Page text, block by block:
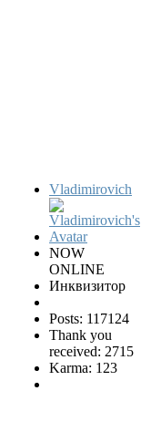
Vladimirovich
NOW
ONLINE
Инквизитор
Posts: 117124
Thank you
received: 2715
Karma: 123